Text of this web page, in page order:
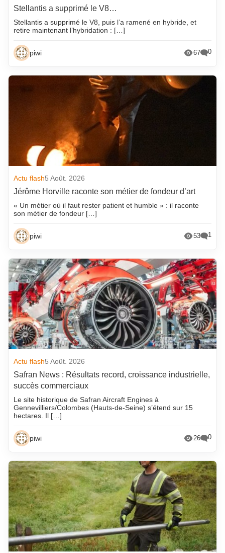
Stellantis a supprimé le V8…
Stellantis a supprimé le V8, puis l’a ramené en hybride, et
retire maintenant l’hybridation : […]
piwi 67 0
Actu flash5 Août. 2026
Jérôme Horville raconte son métier de fondeur d’art
« Un métier où il faut rester patient et humble » : il raconte
son métier de fondeur […]
piwi 53 1
Actu flash5 Août. 2026
Safran News : Résultats record, croissance industrielle,
succès commerciaux
Le site historique de Safran Aircraft Engines à
Gennevilliers/Colombes (Hauts-de-Seine) s’étend sur 15
hectares. Il […]
piwi 26 0